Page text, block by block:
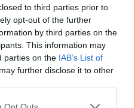
to third parties prior to
opt-out of the further
by third parties on the
This information may
parties on the IAB’s List of
further disclose it to other
osan lentää
–
rajoitus